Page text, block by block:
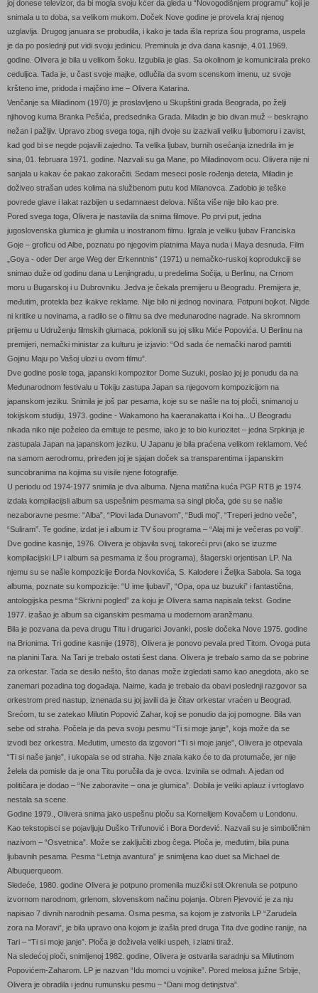
joj donese televizor, da bi mogla svoju kćer da gleda u “Novogodišnjem programu” koji je
snimala u to doba, sa velikom mukom. Doček Nove godine je provela kraj njenog
uzglavlja. Drugog januara se probudila, i kako je tada išla repriza šou programa, uspela
je da po poslednji put vidi svoju jedinicu. Preminula je dva dana kasnije, 4.01.1969.
godine. Olivera je bila u velikom šoku. Izgubila je glas. Sa okolinom je komunicirala preko
ceduljica. Tada je, u čast svoje majke, odlučila da svom scenskom imenu, uz svoje
kršteno ime, pridoda i majčino ime – Olivera Katarina.
Venčanje sa Miladinom (1970) je proslavljeno u Skupštini grada Beograda, po želji
njihovog kuma Branka Pešića, predsednika Grada. Miladin je bio divan muž – beskrajno
nežan i pažljiv. Upravo zbog svega toga, njih dvoje su izazivali veliku ljubomoru i zavist,
kad god bi se negde pojavili zajedno. Ta velika ljubav, burnih osećanja iznedrila im je
sina, 01. februara 1971. godine. Nazvali su ga Mane, po Miladinovom ocu. Olivera nije ni
sanjala u kakav će pakao zakoračiti. Sedam meseci posle rođenja deteta, Miladin je
doživeo strašan udes kolima na službenom putu kod Milanovca. Zadobio je teške
povrede glave i lakat razbijen u sedamnaest delova. Ništa više nije bilo kao pre.
Pored svega toga, Olivera je nastavila da snima filmove. Po prvi put, jedna
jugoslovenska glumica je glumila u inostranom filmu. Igrala je veliku ljubav Franciska
Goje – groficu od Albe, poznatu po njegovim platnima Maya nuda i Maya desnuda. Film
„Goya - oder Der arge Weg der Erkenntnis“ (1971) u nemačko-ruskoj koprodukciji se
snimao duže od godinu dana u Lenjingradu, u predelima Sočija, u Berlinu, na Crnom
moru u Bugarskoj i u Dubrovniku. Jedva je čekala premijeru u Beogradu. Premijera je,
međutim, protekla bez ikakve reklame. Nije bilo ni jednog novinara. Potpuni bojkot. Nigde
ni kritike u novinama, a radilo se o filmu sa dve međunarodne nagrade. Na skromnom
prijemu u Udruženju filmskih glumaca, poklonili su joj sliku Miće Popovića. U Berlinu na
premijeri, nemački ministar za kulturu je izjavio: “Od sada će nemački narod pamtiti
Gojinu Maju po Vašoj ulozi u ovom filmu”.
Dve godine posle toga, japanski kompozitor Dome Suzuki, poslao joj je ponudu da na
Međunarodnom festivalu u Tokiju zastupa Japan sa njegovom kompozicijom na
japanskom jeziku. Snimila je još par pesama, koje su se našle na toj ploči, snimanoj u
tokijskom studiju, 1973. godine - Wakamono ha kaeranakatta i Koi ha...U Beogradu
nikada niko nije poželeo da emituje te pesme, iako je to bio kuriozitet – jedna Srpkinja je
zastupala Japan na japanskom jeziku. U Japanu je bila praćena velikom reklamom. Već
na samom aerodromu, priređen joj je sjajan doček sa transparentima i japanskim
suncobranima na kojima su visile njene fotografije.
U periodu od 1974-1977 snimila je dva albuma. Njena matična kuća PGP RTB je 1974.
izdala kompilacijsli album sa uspešnim pesmama sa singl ploča, gde su se našle
nezaboravne pesme: “Alba”, “Plovi lađa Dunavom”, “Budi moj”, “Treperi jedno veče”,
“Suliram”. Te godine, izdat je i album iz TV šou programa – “Alaj mi je večeras po volji”.
Dve godine kasnije, 1976. Olivera je objavila svoj, takoreći prvi (ako se izuzme
kompilacijski LP i album sa pesmama iz šou programa), šlagerski orjentisan LP. Na
njemu su se našle kompozicije Đorđa Novkovića, S. Kalođere i Željka Sabola. Sa toga
albuma, poznate su kompozicije: “U ime ljubavi”, “Opa, opa uz buzuki” i fantastična,
antologijska pesma “Skrivni pogled” za koju je Olivera sama napisala tekst. Godine
1977. izašao je album sa ciganskim pesmama u modernom aranžmanu.
Bila je pozvana da peva drugu Titu i drugarici Jovanki, posle dočeka Nove 1975. godine
na Brionima. Tri godine kasnije (1978), Olivera je ponovo pevala pred Titom. Ovoga puta
na planini Tara. Na Tari je trebalo ostati šest dana. Olivera je trebalo samo da se pobrine
za orkestar. Tada se desilo nešto, što danas može izgledati samo kao anegdota, ako se
zanemari pozadina tog događaja. Naime, kada je trebalo da obavi poslednji razgovor sa
orkestrom pred nastup, iznenada su joj javili da je čitav orkestar vraćen u Beograd.
Srećom, tu se zatekao Milutin Popović Zahar, koji se ponudio da joj pomogne. Bila van
sebe od straha. Počela je da peva svoju pesmu “Ti si moje janje”, koja može da se
izvodi bez orkestra. Međutim, umesto da izgovori “Ti si moje janje”, Olivera je otpevala
“Ti si naše janje”, i ukopala se od straha. Nije znala kako će to da protumače, jer nije
želela da pomisle da je ona Titu poručila da je ovca. Izvinila se odmah. A jedan od
političara je dodao – “Ne zaboravite – ona je glumica”. Dobila je veliki aplauz i vrtoglavo
nestala sa scene.
Godine 1979., Olivera snima jako uspešnu ploču sa Kornelijem Kovačem u Londonu.
Kao tekstopisci se pojavljuju Duško Trifunović i Bora Đorđević. Nazvali su je simboličnim
nazivom – “Osvetnica”. Može se zaključiti zbog čega. Ploča je, međutim, bila puna
ljubavnih pesama. Pesma “Letnja avantura” je snimljena kao duet sa Michael de
Albuquerqueom.
Sledeće, 1980. godine Olivera je potpuno promenila muzički stil.Okrenula se potpuno
izvornom narodnom, grlenom, slovenskom načinu pojanja. Obren Pjevović je za nju
napisao 7 divnih narodnih pesama. Osma pesma, sa kojom je zatvorila LP “Zarudela
zora na Moravi”, je bila upravo ona kojom je izašla pred druga Tita dve godine ranije, na
Tari – “Ti si moje janje”. Ploča je doživela veliki uspeh, i zlatni tiraž.
Na sledećoj ploči, snimljenoj 1982. godine, Olivera je ostvarila saradnju sa Milutinom
Popovićem-Zaharom. LP je nazvan “Idu momci u vojnike”. Pored melosa južne Srbije,
Olivera je obradila i jednu rumunsku pesmu – “Dani mog detinjstva”.